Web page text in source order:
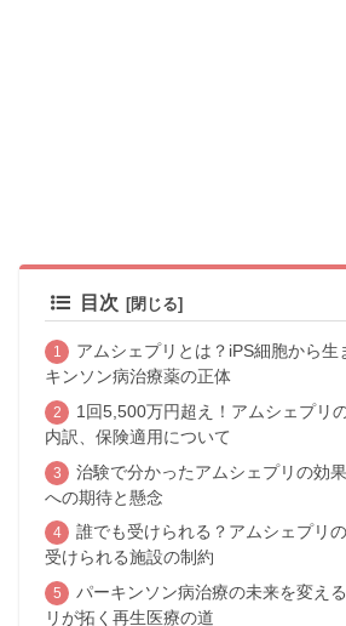
目次
アムシェプリとは？iPS細胞から生
キンソン病治療薬の正体
1回5,500万円超え！アムシェプリ
内訳、保険適用について
治験で分かったアムシェプリの効
への期待と懸念
誰でも受けられる？アムシェプリ
受けられる施設の制約
パーキンソン病治療の未来を変え
リが拓く再生医療の道